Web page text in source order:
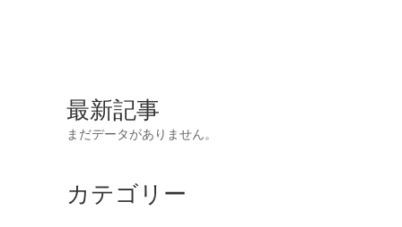
最新記事
まだデータがありません。
カテゴリー